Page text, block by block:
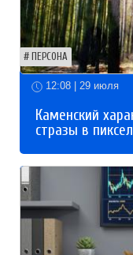
ПЕРСОНА
12:08 | 29 июля
Каменский
стразы в